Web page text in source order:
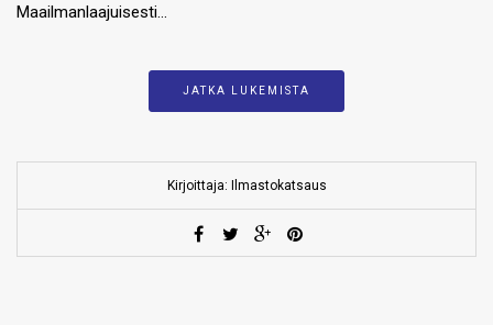
Maailmanlaajuisesti…
JATKA LUKEMISTA
Kirjoittaja: Ilmastokatsaus